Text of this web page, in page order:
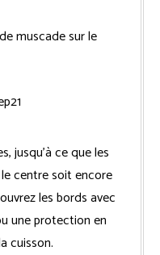
muscade sur le
jusqu’à ce que les
centre soit encore
les bords avec
une protection en
cuisson.